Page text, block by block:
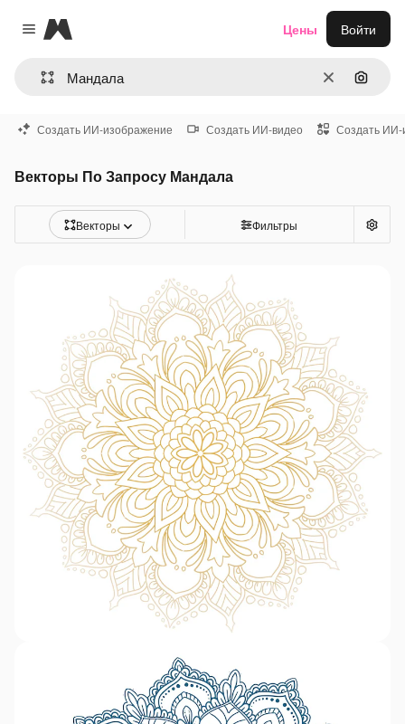
Close menu
Magnific
ОчиститьПоиск
Цены Войти
Создать ИИ-изображение Создать ИИ-видео Создать ИИ-
Векторы По Запросу Мандала
Векторы Фильтры